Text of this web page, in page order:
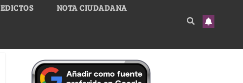
EDICTOS NOTA CIUDADANA